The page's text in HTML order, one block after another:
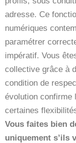
adresse. Ce
numériques
paramétrer
impératif. Vous
collective grâce à
condition de
évolution confirme
certaines
Vous faites bien
uniquement s’ils